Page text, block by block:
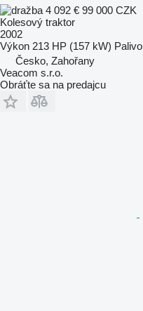
4 092 € 99 000 CZK
Kolesový traktor
2002
Výkon 213 HP (157 kW) Palivo
Česko, Zahořany
Veacom s.r.o.
Obráťte sa na predajcu